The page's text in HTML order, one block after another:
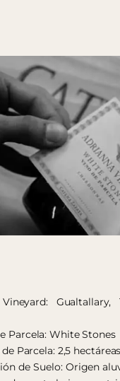
Parcela: White Stones
Parcela: 2,5 hectáreas
de Suelo: Origen